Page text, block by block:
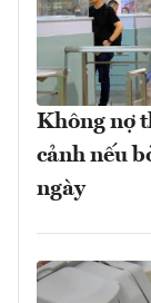
Không nợ
cảnh nếu
ngày